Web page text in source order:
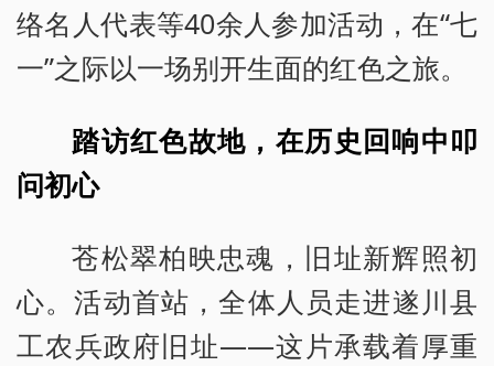
络名人代表等40余人参加活动，在“七
一”之际以一场别开生面的红色之旅。
踏访红色故地，在历史回响中叩
问初心
苍松翠柏映忠魂，旧址新辉照初
心。活动首站，全体人员走进遂川县
工农兵政府旧址——这片承载着厚重